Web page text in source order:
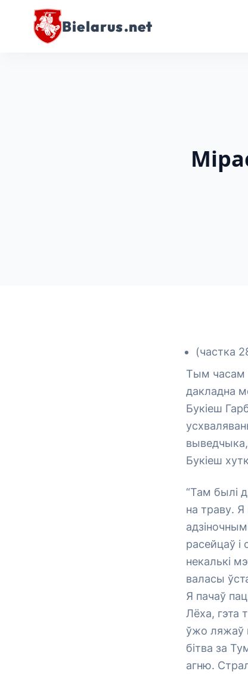
Bielarus.net
(частка
Тым часам
дакладна
Букіеш
выведчыка,
Букіеш
“Там былі
на траву.
расейцаў і
некалькі
валасы
Я пачаў
Лёха, гэта
ўжо ляжаў
бітва за
агню.